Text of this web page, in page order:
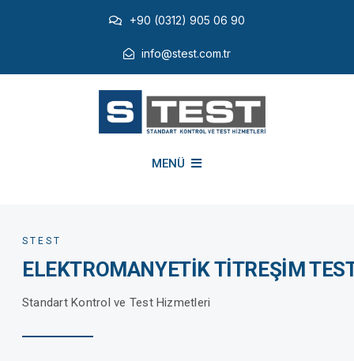
+90 (0312) 905 06 90
info@stest.com.tr
MENÜ
ÇEVRESEL TESTLER
STEST
ELEKTROMANYETİK TİTREŞİM
Standart Kontrol ve Test Hizmetleri